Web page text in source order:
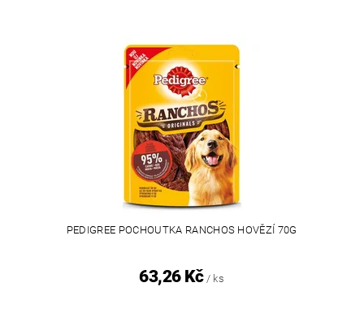
PEDIGREE POCHOUTKA RANCHOS HOVĚZÍ 70G
63,26 Kč / ks